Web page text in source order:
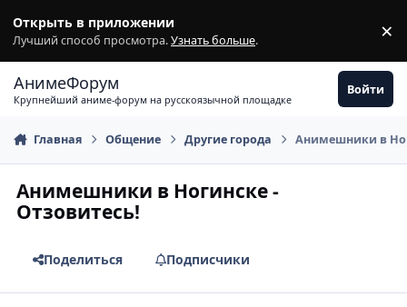
Открыть в приложении
Лучший способ просмотра.Узнать больше. ×
АнимеФорум
Крупнейший аниме-форум на русскоязычной площадке
Войти
Главная Общение Другие города Анимешники в
Анимешники в Ногинске -
Отзовитесь!
Поделиться Подписчики